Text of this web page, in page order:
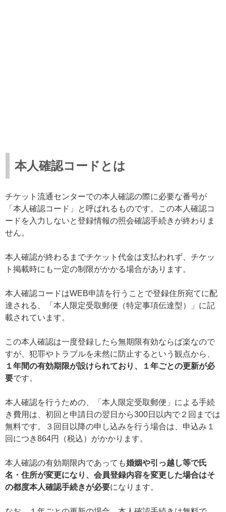
本人確認コードとは
チケット流通センターでの本人確認の際に必要な番号が
「本人確認コード」と呼ばれるものです。この本人確認コ
ードを入力しないと登録情報の照会確認手続きが終わりま
せん。
本人確認が終わるまでチケット代金は支払われず、チケッ
ト掲載時にも一定の制限がかかる場合があります。
本人確認コードはWEB申請を行うことで登録住所宛てに配
達される、「本人限定受取郵便（特定事項伝達型）」に記
載されています。
この本人確認は一度登録したら無期限有効ならば楽なので
すが、犯罪やトラブルを未然に防止するという観点から、
１年間の有効期限が設けられており、１年ごとの更新が必
要です。
本人確認を行うための、「本人限定受取郵便」による手続
き費用は、初回と申請日の翌日から300日以内で２回までは
無料です。３回目以降の申し込みを行う場合は、申込み１
回につき864円（税込）がかかります。
本人確認の有効期限内であっても婚姻や引っ越し等で氏
名・住所が変更になり、会員登録内容を変更した場合はそ
の都度本人確認手続きが必要になります。